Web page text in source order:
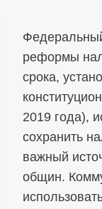
реформы
срока,
2019 года),
сохранить
важный
общин.